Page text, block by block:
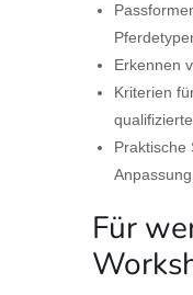
Erkennen
Kriterien
Praktische
Für